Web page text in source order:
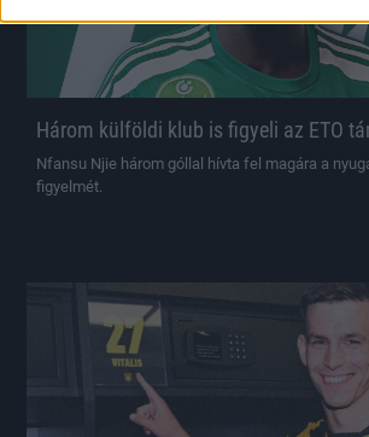
Három külföldi klub is figyeli az ETO
Nfansu Njie három góllal hívta fel magára a
figyelmét.